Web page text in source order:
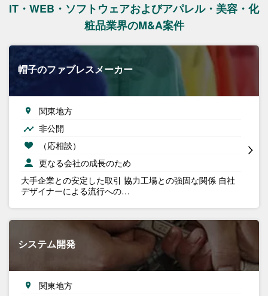
IT・WEB・ソフトウェアおよびアパレル・美容・化
粧品業界のM&A案件
帽子のファブレスメーカー
関東地方
非公開
（応相談）
更なる会社の成長のため
大手企業との安定した取引 協力工場との強固な関係 自社
デザイナーによる流行への…
システム開発
関東地方